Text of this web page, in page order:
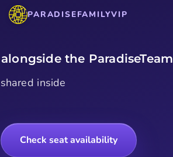
PARADISEFAMILYVIP
the ParadiseTeam
inside
Check seat availability